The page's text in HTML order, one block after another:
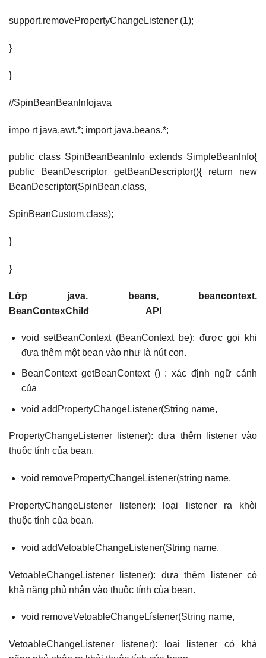
support.removePropertyChangeListener (1);
}
}
//SpinBeanBeanlnfojava
impo rt java.awt.*; import java.beans.*;
public class SpinBeanBeanlnfo extends SimpleBeanlnfo{
public BeanDescriptor getBeanDescriptor(){ return new
BeanDescriptor(SpinBean.class,
SpinBeanCustom.class);
}
}
Lớp java. beans, beancontext.
BeanContexChilđ API
void setBeanContext (BeanContext be): được gọi khi
đưa thêm một bean vào như là nút con.
BeanContext getBeanContext () : xác định ngữ cảnh
của
void addPropertyChangeListener(String name,
PropertỵChangeListener listener): đưa thêm listener vào
thuộc tính của bean.
void removePropertyChangeLístener(string name,
PropertyChangeListener listener): loại listener ra khòi
thuộc tính cùa bean.
void addVetoableChangeListener(String name,
VetoableChangeListener listener): đưa thêm listener có
khả năng phủ nhận vào thuộc tính cùa bean.
void removeVetoableChangeLístener(String name,
VetoableChangeLìstener listener): loại listener có khả